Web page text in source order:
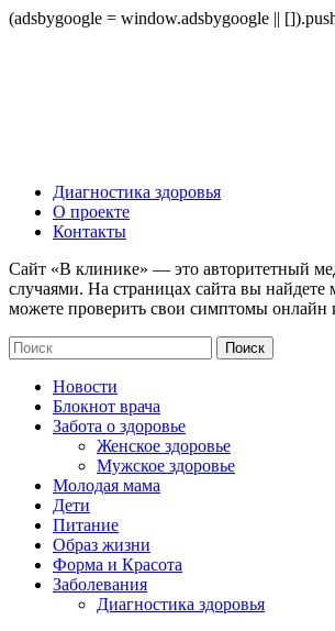
(adsbygoogle = window.adsbygoogle ||
Диагностика здоровья
О проекте
Контакты
Сайт «В клинике» — это авторитетный
случаями. На страницах сайта вы найдете
можете проверить свои симптомы онлайн
Новости
Блокнот врача
Забота о здоровье
Женское здоровье
Мужское здоровье
Молодая мама
Дети
Питание
Образ жизни
Форма и Красота
Заболевания
Диагностика здоровья